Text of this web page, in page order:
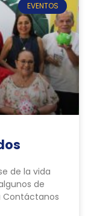
EVENTOS
de la vida
de
Contáctanos